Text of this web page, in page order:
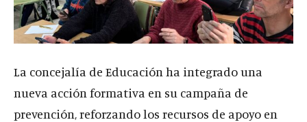
La concejalía de Educación ha integrado una
nueva acción formativa en su campaña de
prevención, reforzando los recursos de apoyo en